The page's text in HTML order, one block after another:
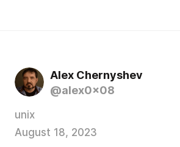
Alex Chernyshev
@alex0x08
unix
August 18, 2023